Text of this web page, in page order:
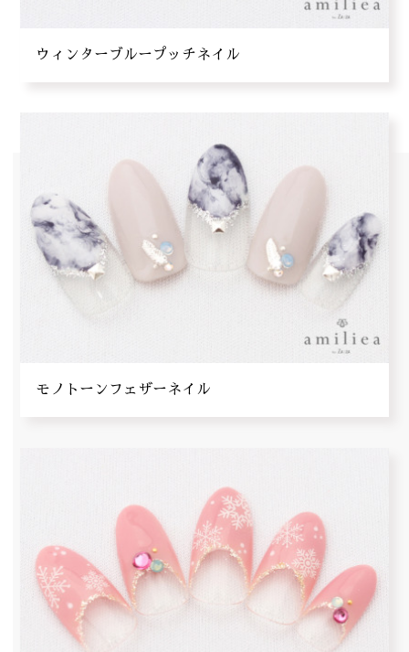
ウィンターブループッチネイル
モノトーンフェザーネイル